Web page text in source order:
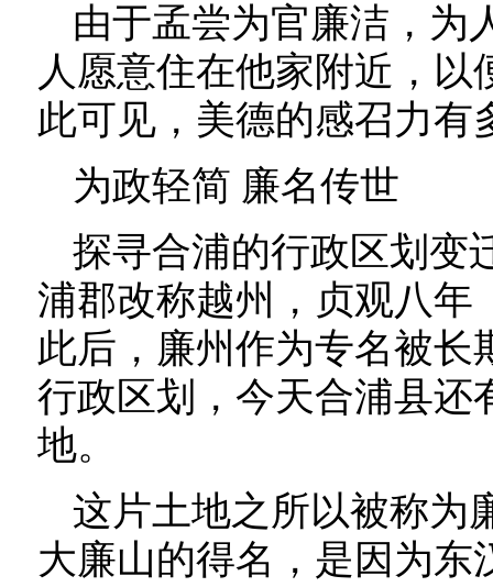
由于孟尝为官廉洁，为
人愿意住在他家附近，
此可见，美德的感召力有
为政轻简 廉名传世
探寻合浦的行政区划变
浦郡改称越州，贞观八年
此后，廉州作为专名被
行政区划，今天合浦县还
地。
这片土地之所以被称为
大廉山的得名，是因为东